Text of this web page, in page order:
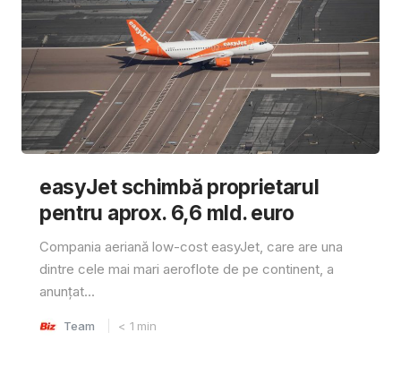
easyJet schimbă proprietarul
pentru aprox. 6,6 mld. euro
Compania aeriană low-cost easyJet, care are una
dintre cele mai mari aeroflote de pe continent, a
anunțat...
Team < 1 min